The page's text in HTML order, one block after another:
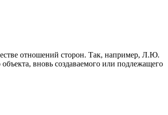
отношений сторон. Так, например, Л.Ю.
вновь создаваемого или подлежащего